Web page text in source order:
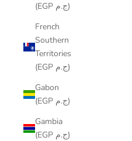
(EGP ج.م)
French
Southern
Territories
(EGP ج.م)
Gabon
(EGP ج.م)
Gambia
(EGP ج.م)